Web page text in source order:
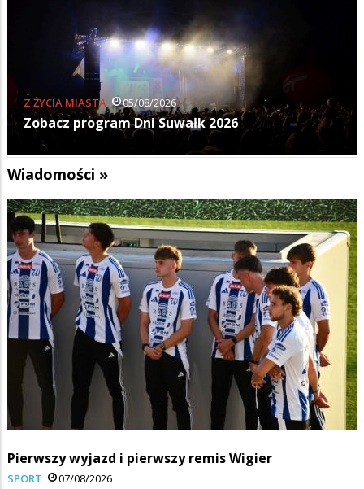
Z ŻYCIA MIASTA 05/08/2026
Zobacz program Dni Suwałk 2026
Wiadomości »
Pierwszy wyjazd i pierwszy remis Wigier
SPORT 07/08/2026